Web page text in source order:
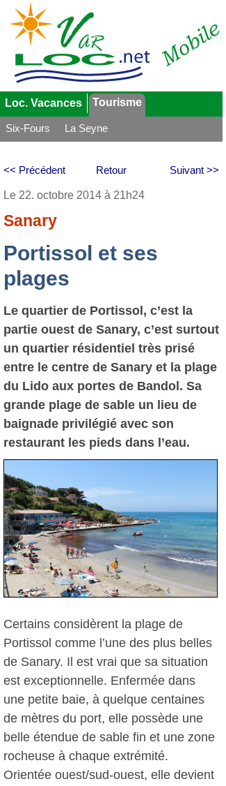
Loc. Vacances Tourisme
Six-Fours La Seyne
Retour
<< Précédent Suivant >>
Le 22. octobre 2014 à 21h24
Sanary
Portissol et ses
plages
Le quartier de Portissol, c’est la
partie ouest de Sanary, c’est surtout
un quartier résidentiel très prisé
entre le centre de Sanary et la plage
du Lido aux portes de Bandol. Sa
grande plage de sable un lieu de
baignade privilégié avec son
restaurant les pieds dans l’eau.
Certains considèrent la plage de
Portissol comme l’une des plus belles
de Sanary. Il est vrai que sa situation
est exceptionnelle. Enfermée dans
une petite baie, à quelque centaines
de mètres du port, elle possède une
belle étendue de sable fin et une zone
rocheuse à chaque extrémité.
Orientée ouest/sud-ouest, elle devient